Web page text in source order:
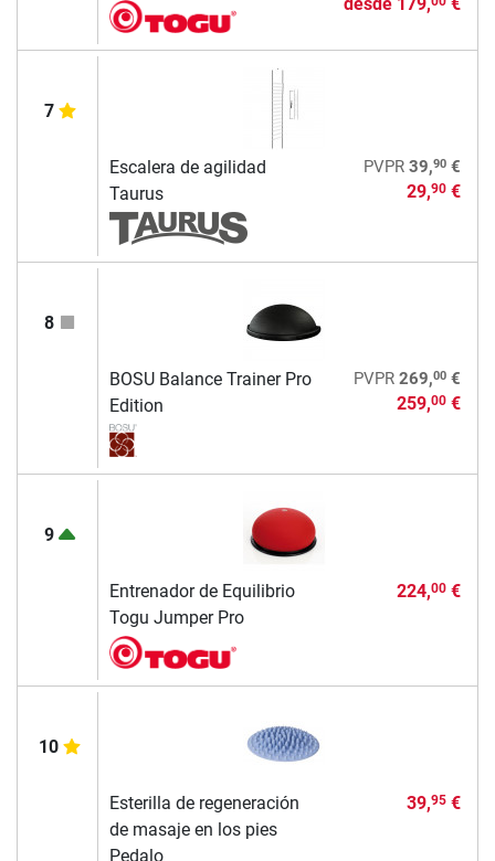
7
Escalera de agilidad
Taurus
PVPR 39,90€
29,90€
8
BOSU Balance Trainer Pro
Edition
PVPR 269,00€
259,00€
9
Entrenador de Equilibrio
Togu Jumper Pro
224,00€
10
Esterilla de regeneración
de masaje en los pies
Pedalo
39,95€